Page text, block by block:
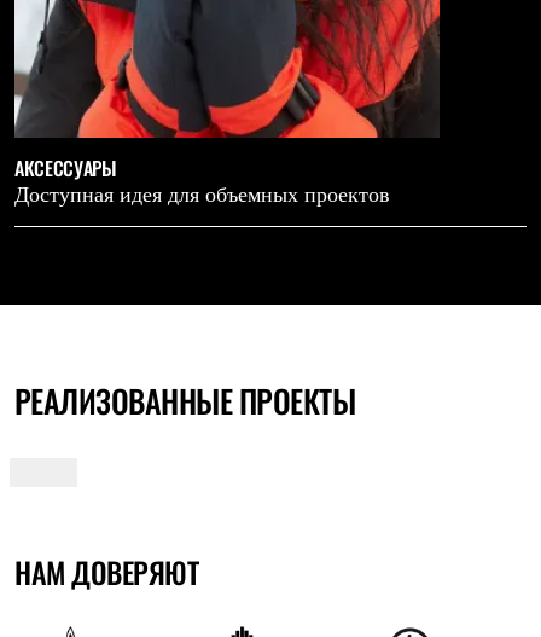
АКСЕССУАРЫ
Доступная идея для объемных проектов
РЕАЛИЗОВАННЫЕПРОЕКТЫ
НАМ ДОВЕРЯЮТ